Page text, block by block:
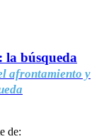
la búsqueda
afrontamiento y
de: